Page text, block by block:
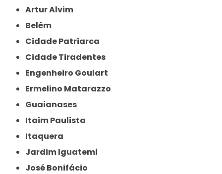
Artur Alvim
Belém
Cidade Patriarca
Cidade Tiradentes
Engenheiro Goulart
Ermelino Matarazzo
Guaianases
Itaim Paulista
Itaquera
Jardim Iguatemi
José Bonifácio